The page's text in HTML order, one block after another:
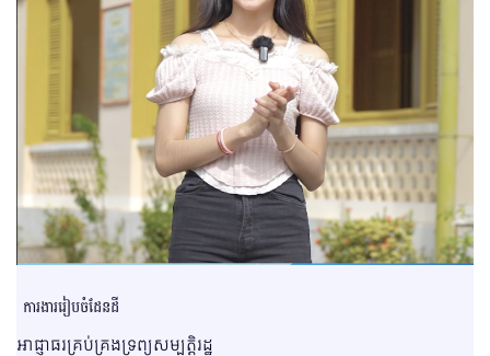
ការងាររៀបចំដែនដី
អាជ្ញាធរគ្រប់គ្រងទ្រព្យសម្បត្តិរដ្ឋ